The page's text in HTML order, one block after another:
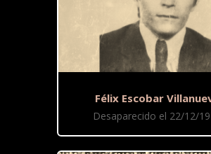
Félix Escobar
Desaparecido el 22/12/